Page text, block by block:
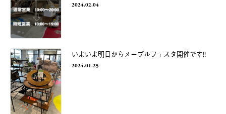
2024.02.04
いよいよ明日からメープルフェスタ開催です!!
2024.01.25